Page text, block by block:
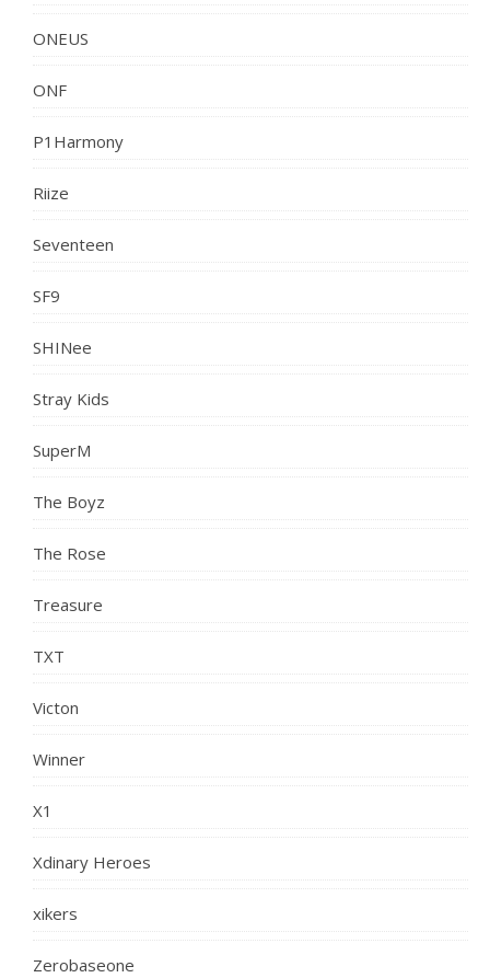
ONEUS
ONF
P1Harmony
Riize
Seventeen
SF9
SHINee
Stray Kids
SuperM
The Boyz
The Rose
Treasure
TXT
Victon
Winner
X1
Xdinary Heroes
xikers
Zerobaseone